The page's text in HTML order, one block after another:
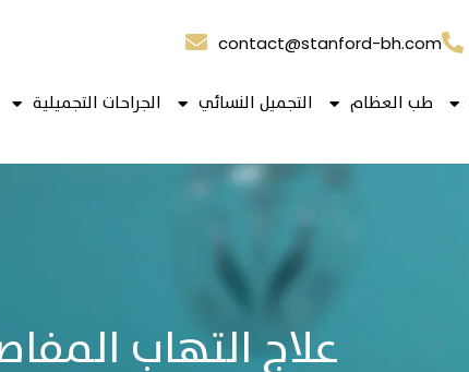
contact@stanford-bh.com
طب العظام التجميل النسائي الجراحات التجميلية
علاج التهاب